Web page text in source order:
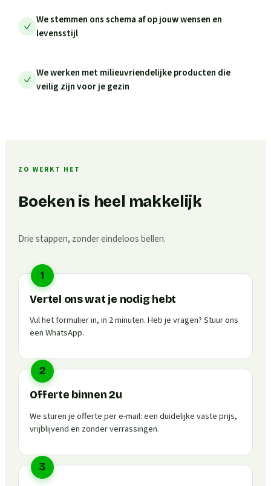
We stemmen ons schema af op jouw wensen en
levensstijl
We werken met milieuvriendelijke producten die
veilig zijn voor je gezin
ZO WERKT HET
Boeken is heel makkelijk
Drie stappen, zonder eindeloos bellen.
1
Vertel ons wat je nodig hebt
Vul het formulier in, in 2 minuten. Heb je vragen? Stuur ons
een WhatsApp.
2
Offerte binnen 2u
We sturen je offerte per e-mail: een duidelijke vaste prijs,
vrijblijvend en zonder verrassingen.
3